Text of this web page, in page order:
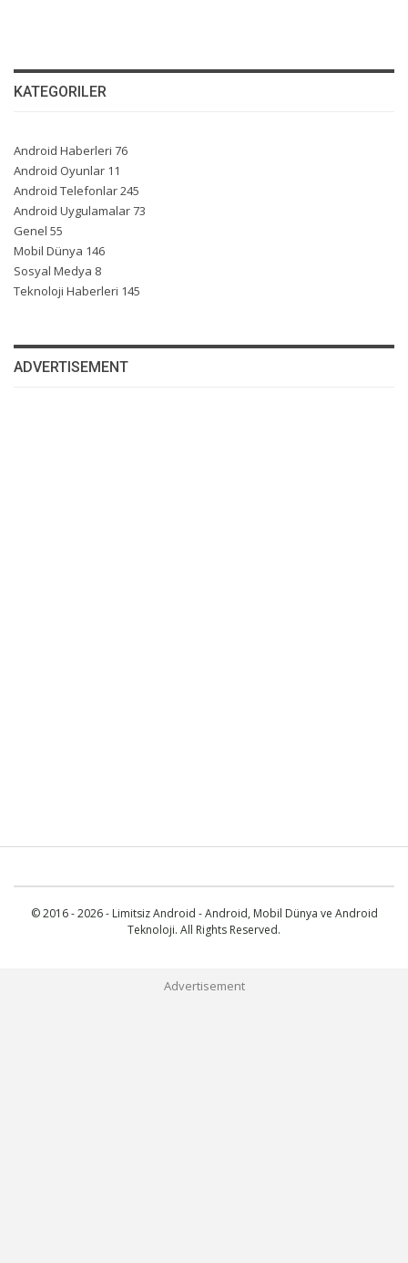
KATEGORILER
Android Haberleri 76
Android Oyunlar 11
Android Telefonlar245
Android Uygulamalar73
Genel 55
Mobil Dünya 146
Sosyal Medya 8
Teknoloji Haberleri 145
ADVERTISEMENT
© 2016 - 2026 - Limitsiz Android - Android, Mobil Dünya ve Android
Teknoloji. All Rights Reserved.
Advertisement